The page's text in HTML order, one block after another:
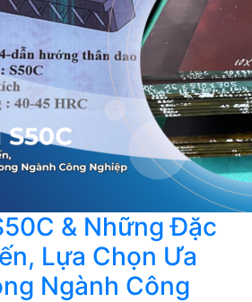
& Những Đặc
Lựa Chọn Ưa
Ngành Công